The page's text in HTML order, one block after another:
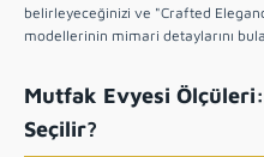
belirleyeceğinizi ve "Crafted
modellerinin mimari detaylarını
Mutfak Evyesi
Seçilir?